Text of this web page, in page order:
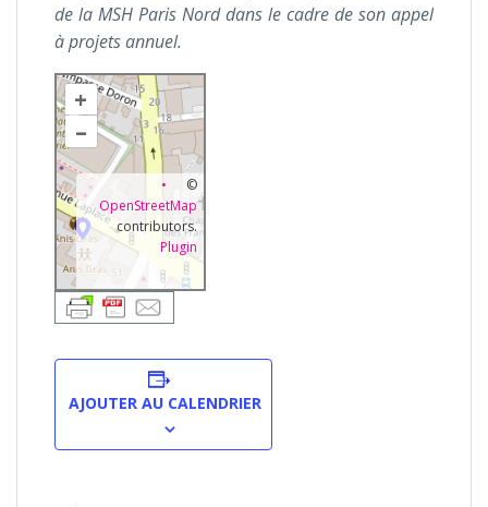
de la MSH Paris Nord dans le cadre de son appel
à projets annuel.
+
–
©
OpenStreetMap
contributors.
Plugin
AJOUTER AU CALENDRIER